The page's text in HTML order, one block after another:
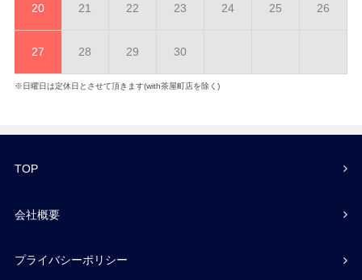
20 21 22 23 24 25 26
27 28 29 30
※日曜日は定休日とさせて頂きます(with茶屋町店を除く)
TOP
会社概要
プライバシーポリシー